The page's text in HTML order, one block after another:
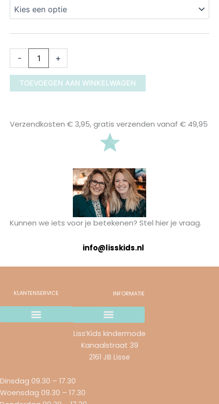
-
140
aantal
+
TOEVOEGEN AAN WINKELWAGEN
Verzendkosten € 3,95, gratis verzenden vanaf € 49,95
Kunnen we iets voor je betekenen? Stel hier je vraag.
info@lisskids.nl
KLANTENSERVICE INFORMATIE
Liss’Kids kindermode
Kanaalstraat 39
2161 JB Lisse
Dinsdag 09.30 – 17.30
Woensdag 09.30 – 17.30